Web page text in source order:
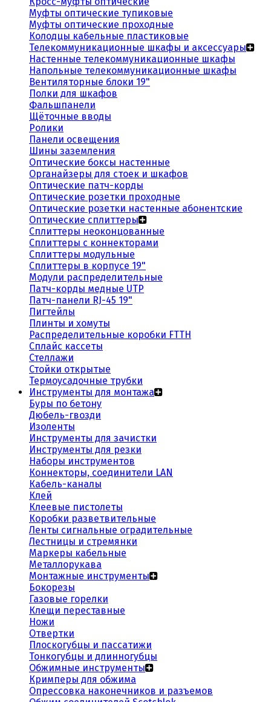
Муфты оптические тупиковые
Муфты оптические проходные
Колодцы кабельные пластиковые
Телекоммуникационные шкафы и аксессуары
Настенные телекоммуникационные шкафы
Напольные телекоммуникационные шкафы
Вентиляторные блоки 19"
Полки для шкафов
Фальшпанели
Щёточные вводы
Ролики
Панели освещения
Шины заземления
Оптические боксы настенные
Органайзеры для стоек и шкафов
Оптические патч-корды
Оптические розетки проходные
Оптические розетки настенные абонентские
Оптические сплиттеры
Сплиттеры неоконцованные
Сплиттеры с коннекторами
Сплиттеры модульные
Сплиттеры в корпусе 19"
Модули распределительные
Патч-корды медные UTP
Патч-панели RJ-45 19"
Пигтейлы
Плинты и хомуты
Распределительные коробки FTTH
Сплайс кассеты
Стеллажи
Стойки открытые
Термоусадочные трубки
Инструменты для монтажа
Буры по бетону
Дюбель-гвозди
Изоленты
Инструменты для зачистки
Инструменты для резки
Наборы инструментов
Коннекторы, соединители LAN
Кабель-каналы
Клей
Клеевые пистолеты
Коробки разветвительные
Ленты сигнальные оградительные
Лестницы и стремянки
Маркеры кабельные
Металлорукава
Монтажные инструменты
Бокорезы
Газовые горелки
Клещи переставные
Ножи
Отвертки
Плоскогубцы и пассатижи
Тонкогубцы и длинногубцы
Обжимные инструменты
Кримперы для обжима
Опрессовка наконечников и разъемов